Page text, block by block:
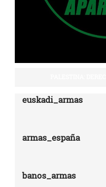
euskadi_armas
armas_españa
banos_armas